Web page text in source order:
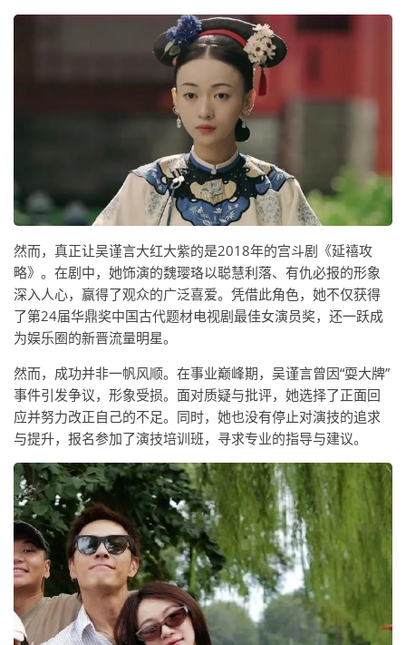
然而，真正让吴谨言大红大紫的是2018年的宫斗剧《延禧攻
略》。在剧中，她饰演的魏璎珞以聪慧利落、有仇必报的形象
深入人心，赢得了观众的广泛喜爱。凭借此角色，她不仅获得
了第24届华鼎奖中国古代题材电视剧最佳女演员奖，还一跃成
为娱乐圈的新晋流量明星。
然而，成功并非一帆风顺。在事业巅峰期，吴谨言曾因“耍大牌”
事件引发争议，形象受损。面对质疑与批评，她选择了正面回
应并努力改正自己的不足。同时，她也没有停止对演技的追求
与提升，报名参加了演技培训班，寻求专业的指导与建议。